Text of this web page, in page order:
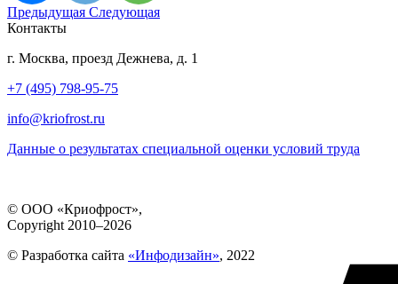
Предыдущая Следующая
Контакты
г. Москва, проезд Дежнева, д. 1
+7 (495) 798-95-75
info@kriofrost.ru
Данные о результатах специальной оценки условий труда
© ООО «Криофрост»,
Copyright 2010–2026
© Разработка сайта «Инфодизайн», 2022